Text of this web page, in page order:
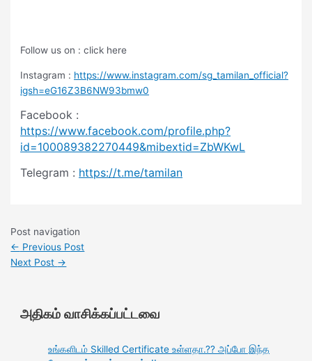
Follow us on : click here
Instagram : https://www.instagram.com/sg_tamilan_official?
igsh=eG16Z3B6NW93bmw0
Facebook :
https://www.facebook.com/profile.php?
id=100089382270449&mibextid=ZbWKwL
Telegram : https://t.me/tamilan
Post navigation
← Previous Post
Next Post →
அதிகம் வாசிக்கப்பட்டவை
உங்களிடம் Skilled Certificate உள்ளதா.?? அப்போ இந்த